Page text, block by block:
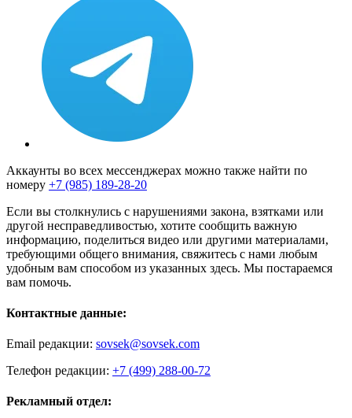
Аккаунты во всех мессенджерах можно также найти по
номеру +7 (985) 189-28-20
Если вы столкнулись с нарушениями закона, взятками или
другой несправедливостью, хотите сообщить важную
информацию, поделиться видео или другими материалами,
требующими общего внимания, свяжитесь с нами любым
удобным вам способом из указанных здесь. Мы постараемся
вам помочь.
Контактные данные:
Email редакции: sovsek@sovsek.com
Телефон редакции: +7 (499) 288-00-72
Рекламный отдел: